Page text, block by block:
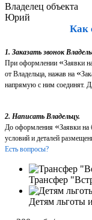
Владелец объекта
Юрий
Как
1. Заказать звонок
При оформлении «Заявки
от Владельца, нажав на «
напрямую с ним соединят.
2. Написать Владельцу.
До оформления «Заявки на
условий и деталей
Есть вопросы?
Трансфер
Детям льготы